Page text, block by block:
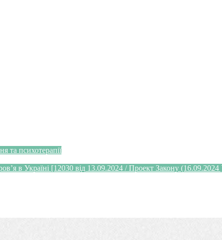
та психотерапії
в Україні [12030 від 13.09.2024 / Проект Закону (16.09.2024